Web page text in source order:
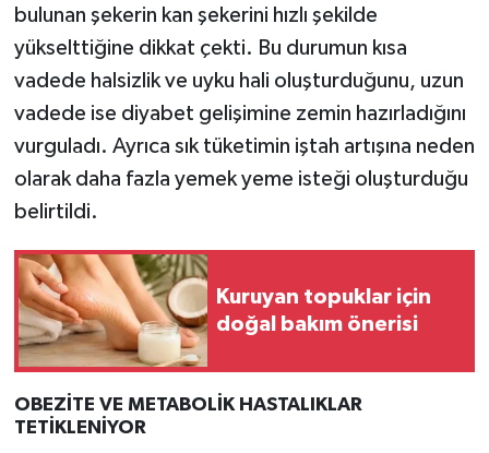
bulunan şekerin kan şekerini hızlı şekilde
yükselttiğine dikkat çekti. Bu durumun kısa
vadede halsizlik ve uyku hali oluşturduğunu, uzun
vadede ise diyabet gelişimine zemin hazırladığını
vurguladı. Ayrıca sık tüketimin iştah artışına neden
olarak daha fazla yemek yeme isteği oluşturduğu
belirtildi.
Kuruyan topuklar için
doğal bakım önerisi
OBEZİTE VE METABOLİK HASTALIKLAR
TETİKLENİYOR
Rüya Tabirleri
Sağlık
Şaphane
Siyaset
Spor
Tavşanlı
Teknoloji